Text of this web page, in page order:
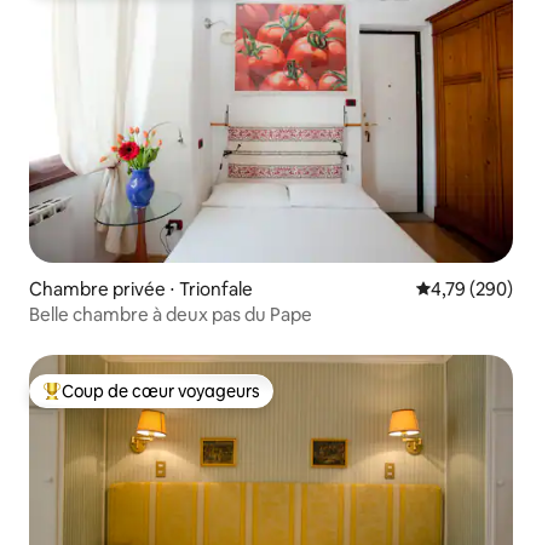
Chambre privée ⋅ Trionfale Évaluation
4,79 (290)
Belle chambre à deux pas du Pape
Coups de cœur voyageurs les plus appréciés
Coup de cœur voyageurs